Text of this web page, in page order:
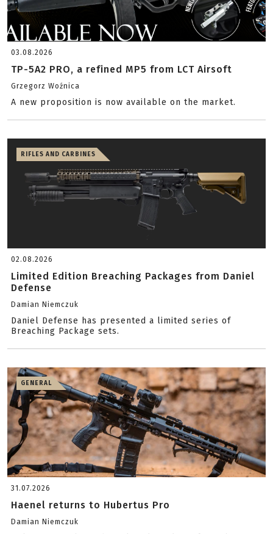
03.08.2026
TP-5A2 PRO, a refined MP5 from LCT Airsoft
Grzegorz Woźnica
A new proposition is now available on the market.
RIFLES AND CARBINES
02.08.2026
Limited Edition Breaching Packages from Daniel
Defense
Damian Niemczuk
Daniel Defense has presented a limited series of
Breaching Package sets.
GENERAL
31.07.2026
Haenel returns to Hubertus Pro
Damian Niemczuk